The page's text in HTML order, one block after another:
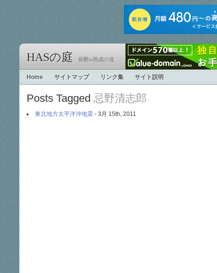
HASの庭 発酵to熟成の道
Home サイトマップ リンク集 サイト説明
Posts Tagged 忌野清志郎
東北地方太平洋沖地震 - 3月 15th, 2011